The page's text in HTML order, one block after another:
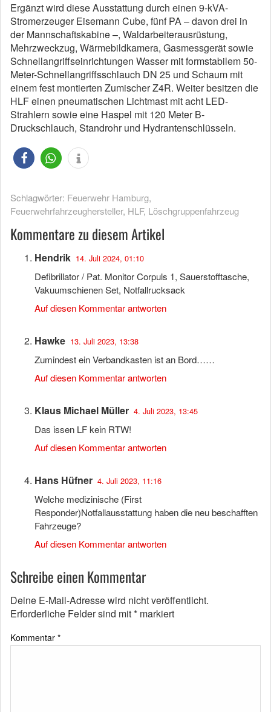
Ergänzt wird diese Ausstattung durch einen 9-kVA-
Stromerzeuger Eisemann Cube, fünf PA – davon drei in
der Mannschaftskabine –, Waldarbeiterausrüstung,
Mehrzweckzug, Wärmebildkamera, Gasmessgerät sowie
Schnellangriffseinrichtungen Wasser mit formstabilem 50-
Meter-Schnellangriffsschlauch DN 25 und Schaum mit
einem fest montierten Zumischer Z4R. Weiter besitzen die
HLF einen pneumatischen Lichtmast mit acht LED-
Strahlern sowie eine Haspel mit 120 Meter B-
Druckschlauch, Standrohr und Hydrantenschlüsseln.
Schlagwörter: Feuerwehr Hamburg,
Feuerwehrfahrzeughersteller, HLF, Löschgruppenfahrzeug
Kommentare zu diesem Artikel
Hendrik 14. Juli 2024, 01:10
Defibrillator / Pat. Monitor Corpuls 1, Sauerstofftasche,
Vakuumschienen Set, Notfallrucksack
Auf diesen Kommentar antworten
Hawke 13. Juli 2023, 13:38
Zumindest ein Verbandkasten ist an Bord……
Auf diesen Kommentar antworten
Klaus Michael Müller 4. Juli 2023, 13:45
Das issen LF kein RTW!
Auf diesen Kommentar antworten
Hans Hüfner 4. Juli 2023, 11:16
Welche medizinische (First
Responder)Notfallausstattung haben die neu beschafften
Fahrzeuge?
Auf diesen Kommentar antworten
Schreibe einen Kommentar
Deine E-Mail-Adresse wird nicht veröffentlicht.
Erforderliche Felder sind mit* markiert
Kommentar *